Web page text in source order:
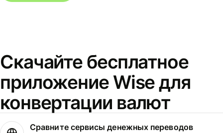
Скачайте бесплатное
приложение Wise для
конвертации валют
Сравните сервисы денежных переводов